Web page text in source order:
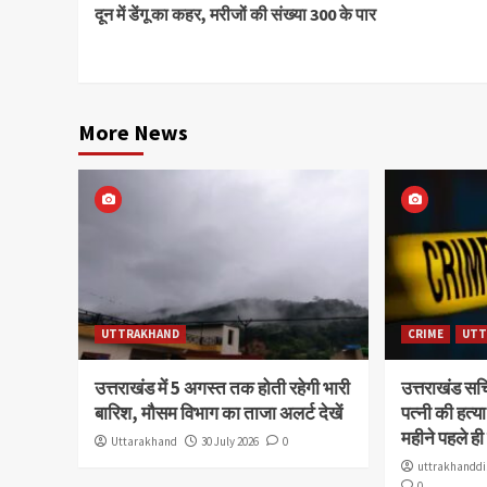
Reading
दून में डेंगू का कहर, मरीजों की संख्या 300 के पार
More News
UTTRAKHAND
उत्तराखंड में 5 अगस्त तक होती रहेगी भारी
बारिश, मौसम विभाग का ताजा अलर्ट देखें
Uttarakhand 30 July 2026 0
CRIME
उत्तराखंड
पत्नी की
महीने पहले